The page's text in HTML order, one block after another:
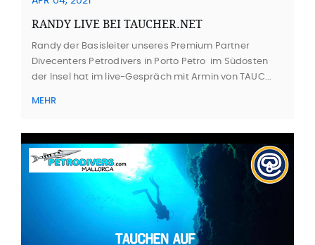
RANDY LIVE BEI TAUCHER.NET
Randy der Basisleiter unseres Premium Partner
Divecenters Petrodivers in Porto Petro im Südosten
der Insel hat im live-Gespräch mit Armin von TAUC...
MEHR